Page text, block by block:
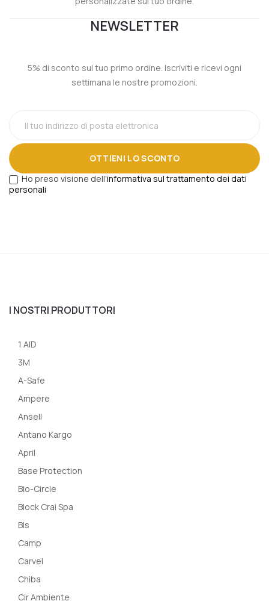
NEWSLETTER
5% di sconto sul tuo primo ordine. Iscriviti e ricevi ogni
settimana le nostre promozioni.
OTTIENI LO SCONTO
Ho preso visione dell'informativa sul trattamento dei dati
personali
I NOSTRI PRODUTTORI
1 AID
3M
A-Safe
Ampere
Ansell
Antano Kargo
April
Base Protection
Bio-Circle
Block Crai Spa
Bls
Camp
Carvel
Chiba
Cir Ambiente